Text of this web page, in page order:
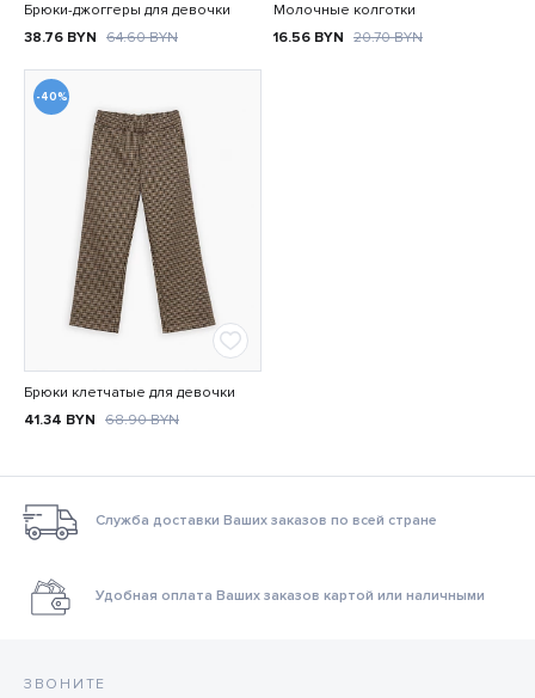
Брюки-джоггеры для девочки
38.76 BYN 64.60BYN
Молочные колготки
16.56 BYN 20.70BYN
-40%
Брюки клетчатые для девочки
41.34 BYN 68.90BYN
Служба доставки Ваших заказов по всей стране
Удобная оплата Ваших заказов картой или наличными
ЗВОНИТЕ